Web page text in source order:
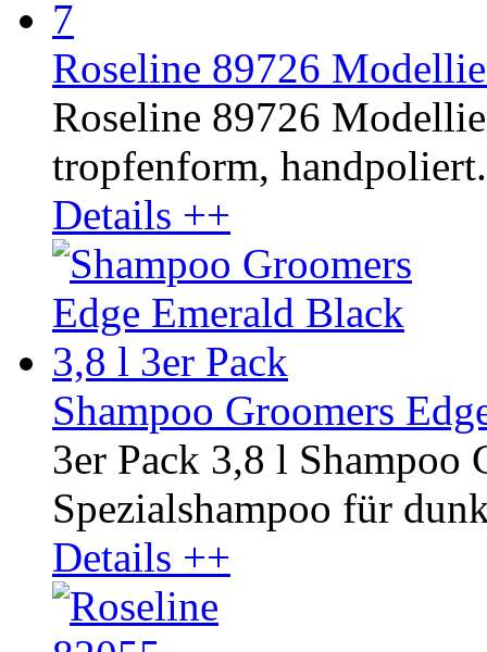
Roseline 89726
Roseline 89726
tropfenform,
Details ++
Shampoo Groomers
3er Pack 3,8 l Shampoo
Spezialshampoo für
Details ++